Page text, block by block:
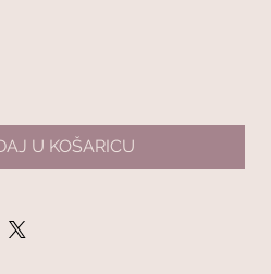
U KOŠARICU